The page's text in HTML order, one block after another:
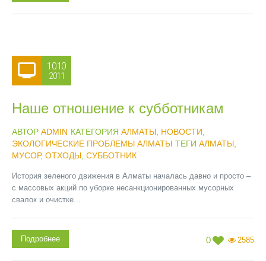
10.10
2011
Наше отношение к субботникам
АВТОР ADMIN КАТЕГОРИЯ АЛМАТЫ НОВОСТИ
ЭКОЛОГИЧЕСКИЕ ПРОБЛЕМЫ АЛМАТЫ ТЕГИ АЛМАТЫ
МУСОР, ОТХОДЫ СУББОТНИК
История зеленого движения в Алматы началась давно и просто –
с массовых акций по уборке несанкционированных мусорных
свалок и очистке...
0 2585
Подробнее